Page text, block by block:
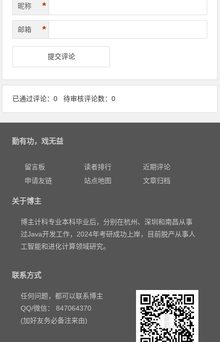
昵称 *
邮箱 *
已通过评论：0 待审核评论数：0
勤有功，戏无益
留言板 读者排行
近期评论
申请友链
站点地图 文章归档
关于博主
博主计科专业本科毕业后，分别在杭州、深圳和南昌从事
过Java开发工作，2024年考研成功上岸，目前脱产从事人
工智能和进化计算领域研究。
联系方式
任何问题，都可以联系博主
QQ/微信： 847064370
(加好友务必备注来由)